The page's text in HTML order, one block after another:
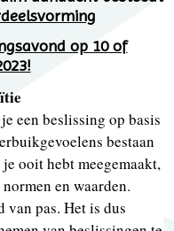
op 10 of
een beslissing op basis
bestaan
ooit hebt meegemaakt,
en waarden.
van pas. Het is dus